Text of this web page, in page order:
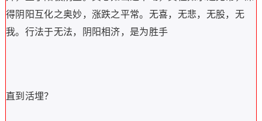
得阴阳互化之奥妙，涨跌之平常。无喜，无悲，无股，无
我。行法于无法，阴阳相济，是为胜手
直到活埋？